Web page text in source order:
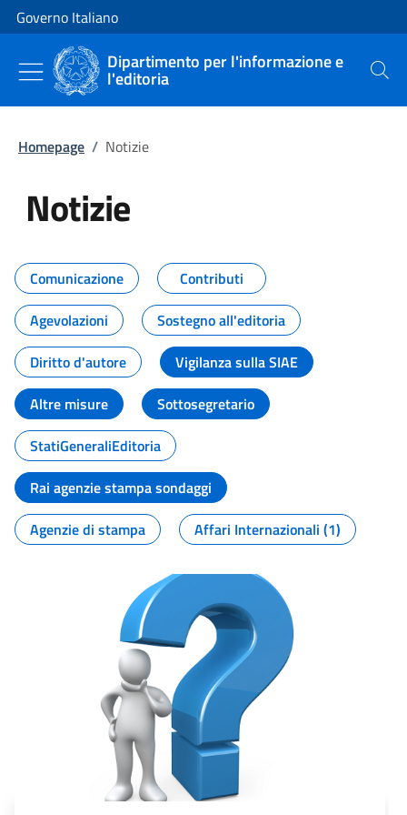
Vai al contenuto
Vai alla navigazione del sito
Governo Italiano
Dipartimento per l'informazione e
l'editoria Cerca
Homepage / Notizie
Notizie
Tutti i contenuti della pagina
Comunicazione
Contributi
Agevolazioni
Sostegno all'editoria
Diritto d'autore
Vigilanza sulla SIAE
Altre misure
Sottosegretario
StatiGeneraliEditoria
Rai agenzie stampa sondaggi
Agenzie di stampa
Affari Internazionali (1)